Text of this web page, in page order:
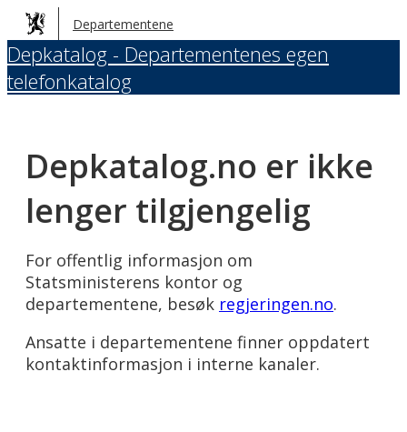
Hopp
til
hovedinnhold
Departementene
Depkatalog - Departementenes egen
telefonkatalog
Depkatalog.no er ikke
lenger tilgjengelig
For offentlig informasjon om
Statsministerens kontor og
departementene, besøk regjeringen.no.
Ansatte i departementene finner oppdatert
kontaktinformasjon i interne kanaler.